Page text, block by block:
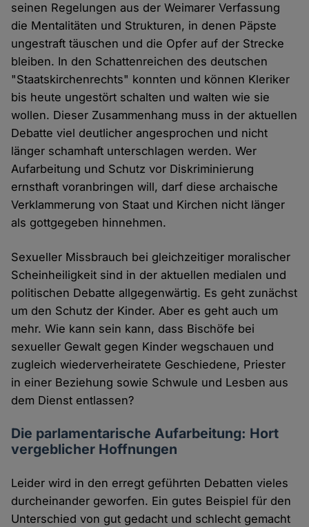
seinen Regelungen aus der Weimarer Verfassung
die Mentalitäten und Strukturen, in denen Päpste
ungestraft täuschen und die Opfer auf der Strecke
bleiben. In den Schattenreichen des deutschen
"Staatskirchenrechts" konnten und können Kleriker
bis heute ungestört schalten und walten wie sie
wollen. Dieser Zusammenhang muss in der aktuellen
Debatte viel deutlicher angesprochen und nicht
länger schamhaft unterschlagen werden. Wer
Aufarbeitung und Schutz vor Diskriminierung
ernsthaft voranbringen will, darf diese archaische
Verklammerung von Staat und Kirchen nicht länger
als gottgegeben hinnehmen.
Sexueller Missbrauch bei gleichzeitiger moralischer
Scheinheiligkeit sind in der aktuellen medialen und
politischen Debatte allgegenwärtig. Es geht zunächst
um den Schutz der Kinder. Aber es geht auch um
mehr. Wie kann sein kann, dass Bischöfe bei
sexueller Gewalt gegen Kinder wegschauen und
zugleich wiederverheiratete Geschiedene, Priester
in einer Beziehung sowie Schwule und Lesben aus
dem Dienst entlassen?
Die parlamentarische Aufarbeitung: Hort
vergeblicher Hoffnungen
Leider wird in den erregt geführten Debatten vieles
durcheinander geworfen. Ein gutes Beispiel für den
Unterschied von gut gedacht und schlecht gemacht